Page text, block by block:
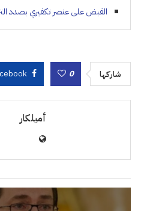
القبض على عنصر تكفيري بصدد
شاركها 0
أميلكار